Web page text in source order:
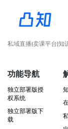
私域直播|卖课平台|知
功能导航
独立部署版授
权系统
独立部署版下
载